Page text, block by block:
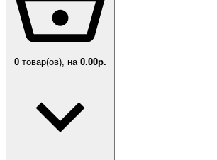
0 товар(ов), на 0.00р.